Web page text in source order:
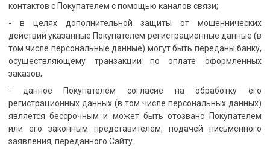
контактов с Покупателем с помощью каналов связи;
- в целях дополнительной защиты от мошеннических
действий указанные Покупателем регистрационные данные (в
том числе персональные данные) могут быть переданы банку,
осуществляющему транзакции по оплате оформленных
заказов;
- данное Покупателем согласие на обработку его
регистрационных данных (в том числе персональных данных)
является бессрочным и может быть отозвано Покупателем
или его законным представителем, подачей письменного
заявления, переданного Сайту.